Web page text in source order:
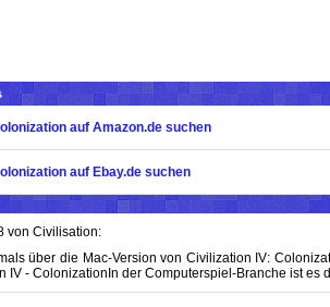
auf Amazon.de suchen
auf Ebay.de suchen
von Civilisation:
über die Mac-Version von Civilization IV:
IV - ColonizationIn der Computerspiel-Branche ist es